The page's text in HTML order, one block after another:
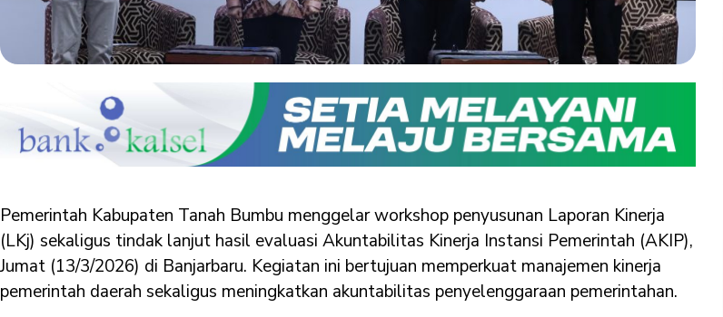
Pemerintah Kabupaten Tanah Bumbu menggelar workshop penyusunan Laporan Kinerja
(LKj) sekaligus tindak lanjut hasil evaluasi Akuntabilitas Kinerja Instansi Pemerintah (AKIP),
Jumat (13/3/2026) di Banjarbaru. Kegiatan ini bertujuan memperkuat manajemen kinerja
pemerintah daerah sekaligus meningkatkan akuntabilitas penyelenggaraan pemerintahan.